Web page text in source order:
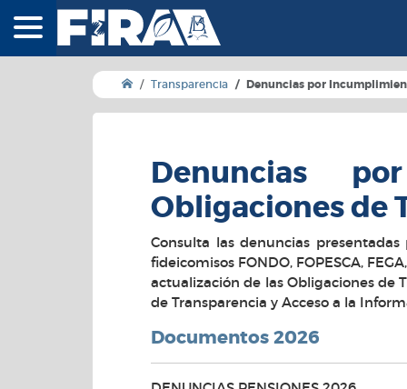
FIRA -
Transparencia Denuncias por
Denuncias
Obligaciones de
Consulta las denuncias
fideicomisos FONDO, FOPESCA,
actualización de las Obligaciones de
de Transparencia y Acceso a la
Documentos 2026